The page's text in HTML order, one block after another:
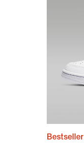
Bestseller